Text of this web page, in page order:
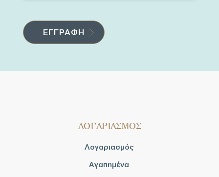
ΛΟΓΑΡΙΑΣΜΟΣ
Λογαριασμός
Αγαπημένα